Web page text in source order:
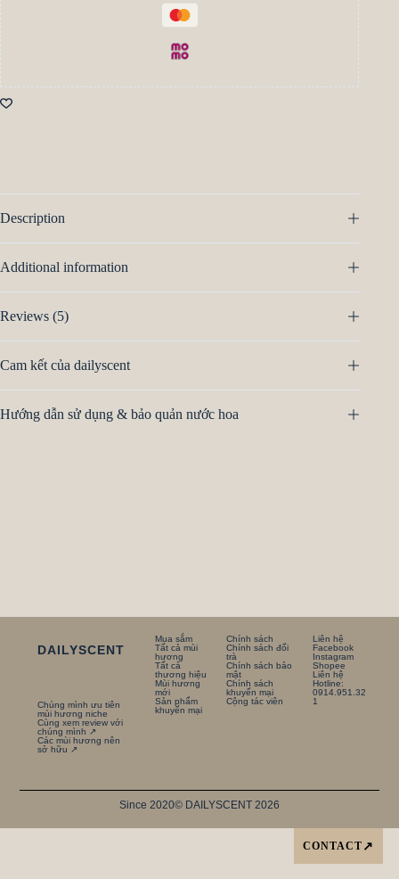
Description
Additional information
Reviews (5)
Cam kết của dailyscent
Hướng dẫn sử dụng & bảo quản nước hoa
DAILYSCENT
Chúng mình ưu tiên
mùi hương niche
Cùng xem review với
chúng mình ↗
Các mùi hương nên
sở hữu ↗
Mua sắm
Tất cả mùi
hương
Tất cả
thương hiệu
Mùi hương
mới
Sản phẩm
khuyến mại
Chính sách
Chính sách đổi
trà
Chính sách bảo
mật
Chính sách
khuyến mại
Cộng tác viên
Liên hệ
Facebook
Instagram
Shopee
Liên hệ
Hotline:
0914.951.32
1
Since 2020© DAILYSCENT 2026
CONTACT ↗